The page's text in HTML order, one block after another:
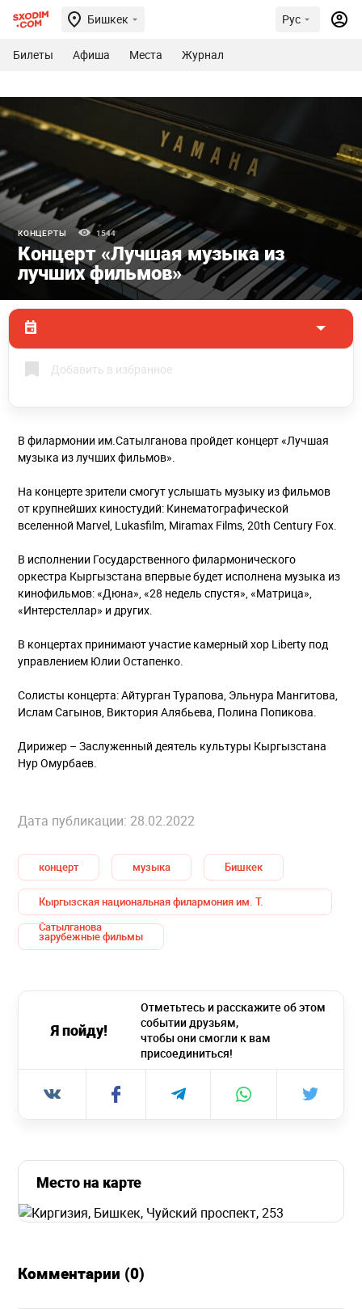
Бишкек Рус
Билеты Афиша Места Журнал
КОНЦЕРТЫ 1544
Концерт «Лучшая музыка из
лучших фильмов»
Добавить в избранное
В филармонии им.Сатылганова пройдет концерт «Лучшая
музыка из лучших фильмов».
На концерте зрители смогут услышать музыку из фильмов
от крупнейших киностудий: Кинематографической
вселенной Marvel, Lukasfilm, Miramax Films, 20th Century Fox.
В исполнении Государственного филармонического
оркестра Кыргызстана впервые будет исполнена музыка из
кинофильмов: «Дюна», «28 недель спустя», «Матрица»,
«Интерстеллар» и других.
В концертах принимают участие камерный хор Liberty под
управлением Юлии Остапенко.
Солисты концерта: Айтурган Турапова, Эльнура Мангитова,
Ислам Сагынов, Виктория Алябьева, Полина Попикова.
Дирижер – Заслуженный деятель культуры Кыргызстана
Нур Омурбаев.
Дата публикации: 28.02.2022
концерт музыка Бишкек
Кыргызская национальная филармония им. Т.
Сатылганова
зарубежные фильмы
Я пойду!
Отметьтесь и расскажите об этом
событии друзьям,
чтобы они смогли к вам
присоединиться!
Место на карте
Комментарии (0)